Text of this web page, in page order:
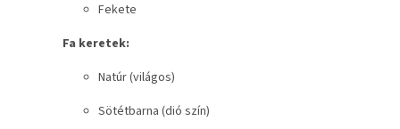
Fekete
Fa keretek:
Natúr (világos)
Sötétbarna (dió szín)